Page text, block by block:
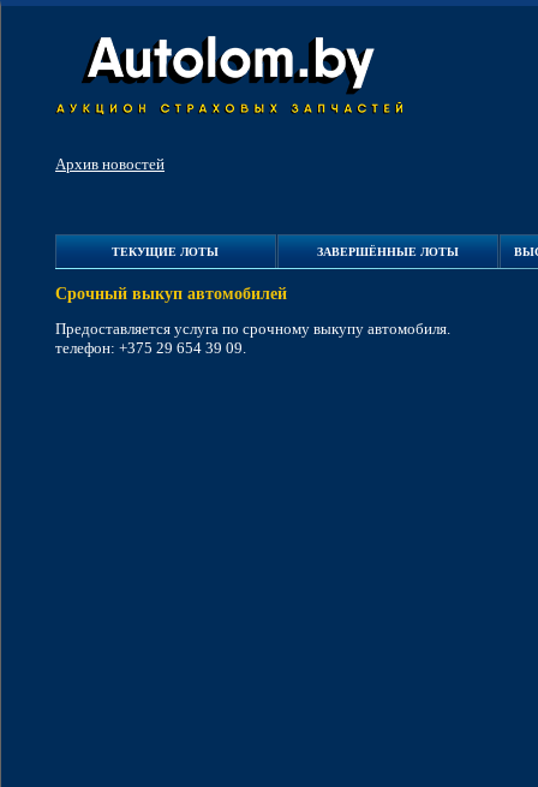
Архив новостей
ТЕКУЩИЕ ЛОТЫ ЗАВЕРШЁННЫЕ ЛОТЫ
Срочный выкуп автомобилей
Предоставляется услуга по срочному выкупу автомобиля.
телефон: +375 29 654 39 09.